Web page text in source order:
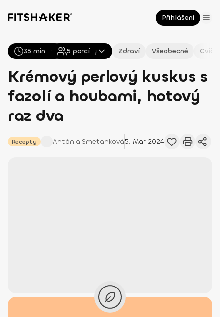
Přihlášení
Všechny Recepty Zdraví Všeobecné
Krémový perlový kuskus s
fazolí a houbami, hotový
raz dva
Recepty Antónia Smetanková5. Mar 2024
35 min 5 porcí